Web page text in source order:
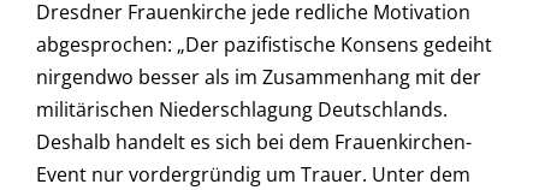
Dresdner Frauenkirche jede redliche Motivation
abgesprochen: „Der pazifistische Konsens gedeiht
nirgendwo besser als im Zusammenhang mit der
militärischen Niederschlagung Deutschlands.
Deshalb handelt es sich bei dem Frauenkirchen-
Event nur vordergründig um Trauer. Unter dem